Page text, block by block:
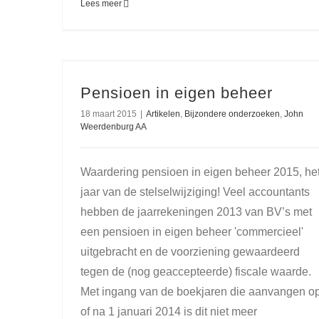
Lees meer
Pensioen in eigen beheer
18 maart 2015 Artikelen, Bijzondere onderzoeken, John
Weerdenburg AA
Waardering pensioen in eigen beheer 2015,
jaar van de stelselwijziging! Veel accountants
hebben de jaarrekeningen 2013 van BV’s met
een pensioen in eigen beheer 'commercieel'
uitgebracht en de voorziening gewaardeerd
tegen de (nog geaccepteerde) fiscale waarde.
Met ingang van de boekjaren die aanvangen
of na 1 januari 2014 is dit niet meer